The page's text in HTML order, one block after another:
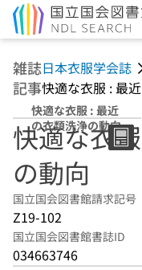
雑誌日本衣服学会誌
記事快適な衣服 : 最
快適な衣服 : 最近
の衣類洗浄の動向
快適な衣
の動向
国立国会図書館請求記号
Z19-102
国立国会図書館書誌ID
034663746